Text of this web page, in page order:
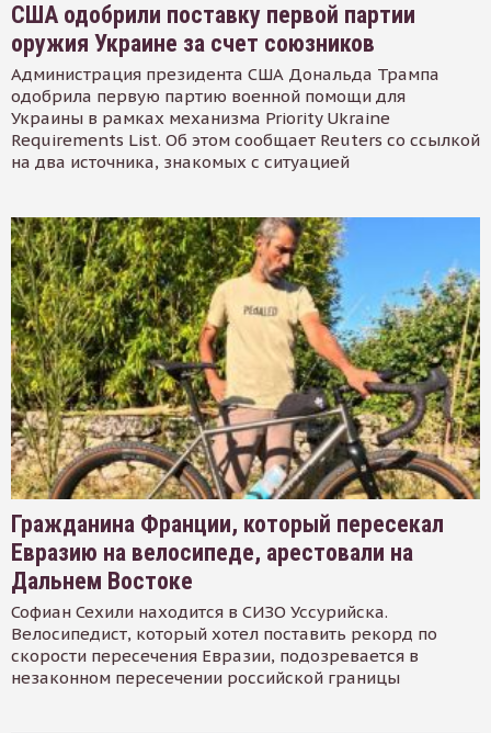
США одобрили поставку первой партии
оружия Украине за счет союзников
Администрация президента США Дональда Трампа
одобрила первую партию военной помощи для
Украины в рамках механизма Priority Ukraine
Requirements List. Об этом сообщает Reuters со ссылкой
на два источника, знакомых с ситуацией
Гражданина Франции, который пересекал
Евразию на велосипеде, арестовали на
Дальнем Востоке
Софиан Сехили находится в СИЗО Уссурийска.
Велосипедист, который хотел поставить рекорд по
скорости пересечения Евразии, подозревается в
незаконном пересечении российской границы